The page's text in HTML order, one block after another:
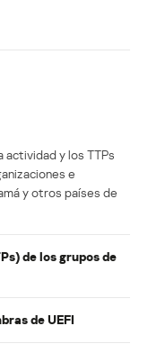
actividad y los TTPs
e
y otros países de
de los grupos de
de UEFI